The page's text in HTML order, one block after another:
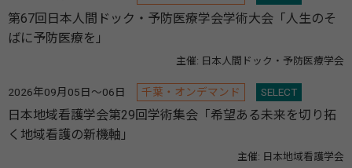
第67回日本人間ドック・予防医療学会学術大会「人生のそ
ばに予防医療を」
主催: 日本人間ドック・予防医療学会
2026年09月05日～06日 千葉・オンデマンド SELECT
日本地域看護学会第29回学術集会「希望ある未来を切り拓
く地域看護の新機軸」
主催: 日本地域看護学会